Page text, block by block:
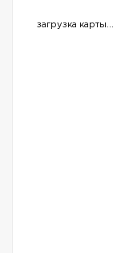
загрузка карты...